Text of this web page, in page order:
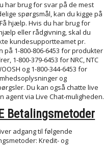
har brug for svar på de mest
spørgsmål, kan du kigge på
hjælp. Hvis du har brug for
eller rådgivning, skal du
kundesupportteamet pr.
på 1-800-806-6453 for produkter
1-800-379-6453 for NRC, NTC
og 1-800-344-6453 for
og
Du kan også chatte live
agent via Live Chat-muligheden.
Betalingsmetoder
adgang til følgende
Kredit- og